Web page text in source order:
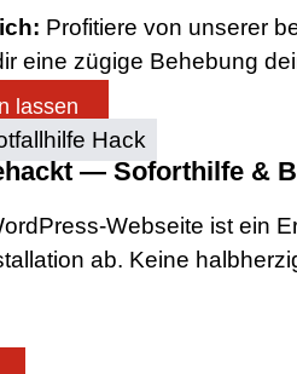
Profitiere von unserer
eine zügige Behebung
lassen
Hack
— Soforthilfe &
Webseite ist ein
ab. Keine